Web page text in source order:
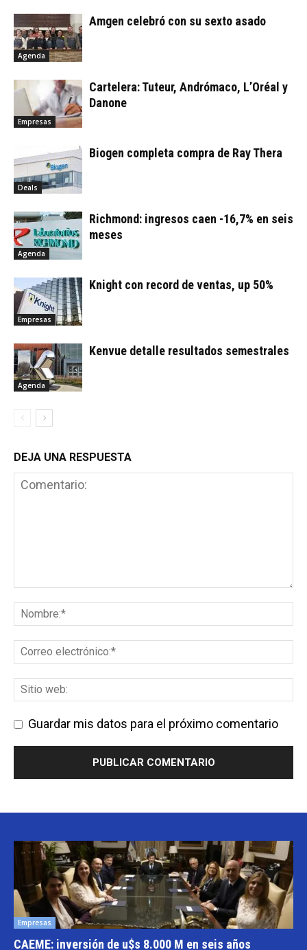
Agenda
Amgen celebró con su sexto asado
Empresas
Cartelera: Tuteur, Andrómaco, L’Oréal y
Danone
Deals
Biogen completa compra de Ray Thera
Agenda
Richmond: ingresos caen -16,7% en seis
meses
Empresas
Knight con record de ventas, up 50%
Agenda
Kenvue detalle resultados semestrales
DEJA UNA RESPUESTA
Guardar mis datos para el próximo comentario
Empresas
CAEME: inversión de u$s 8.000 M en seis años